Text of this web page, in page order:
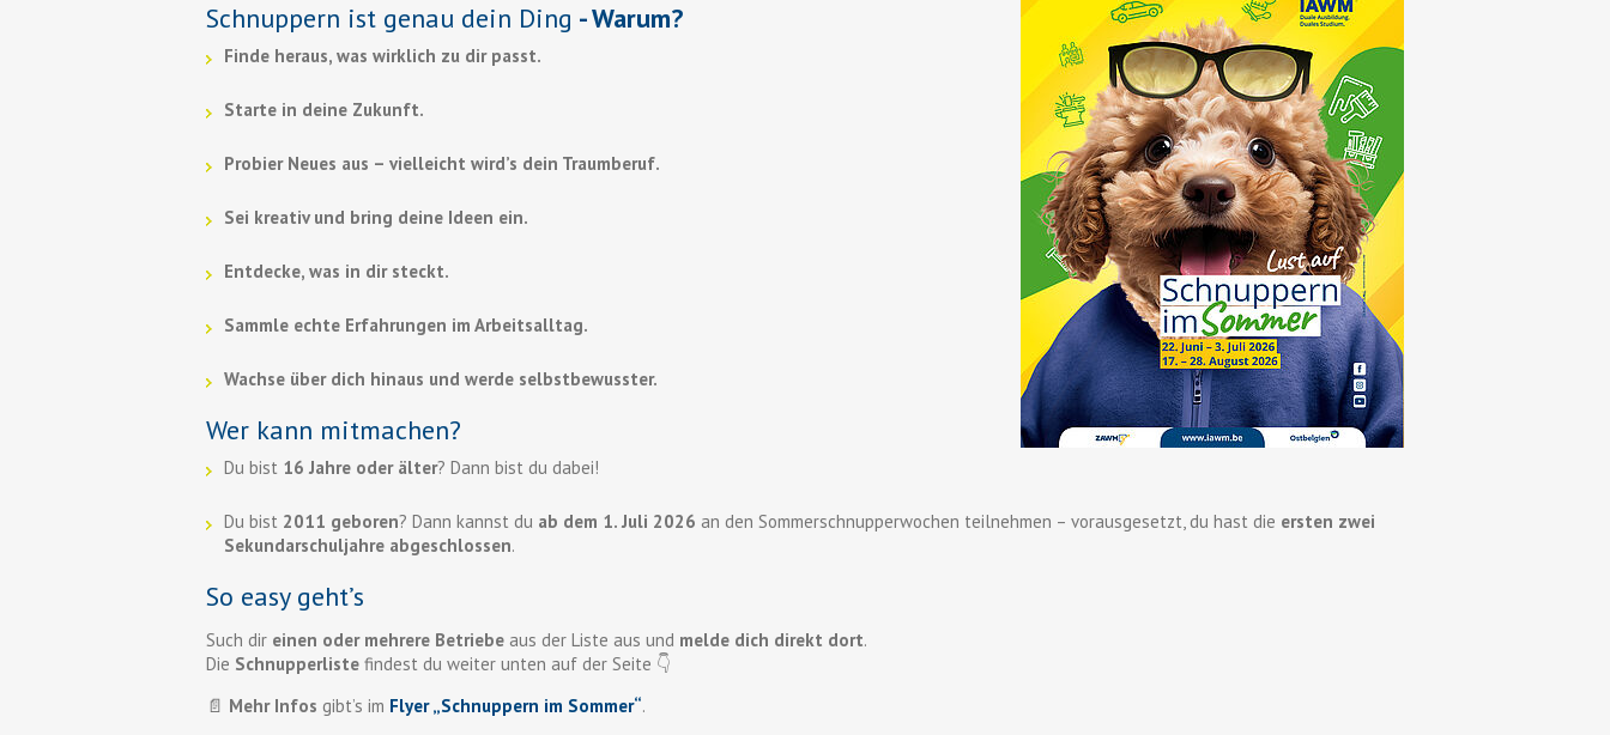
Schnuppern ist genau dein Ding - Warum?
Finde heraus, was wirklich zu dir passt.
Starte in deine Zukunft.
Probier Neues aus – vielleicht wird’s dein Traumberuf.
Sei kreativ und bring deine Ideen ein.
Entdecke, was in dir steckt.
Sammle echte Erfahrungen im Arbeitsalltag.
Wachse über dich hinaus und werde selbstbewusster.
Wer kann mitmachen?
Du bist 16 Jahre oder älter? Dann bist du dabei!
Du bist 2011 geboren? Dann kannst du ab dem 1. Juli 2026 an den Sommerschnupperwochen teilnehmen – vorausgesetzt, du hast die ersten zwei
Sekundarschuljahre abgeschlossen.
So easy geht’s
Such dir einen oder mehrere Betriebe aus der Liste aus und melde dich direkt dort.
Die Schnupperliste findest du weiter unten auf der Seite 👇
📄 Mehr Infos gibt’s im Flyer „Schnuppern im Sommer“.